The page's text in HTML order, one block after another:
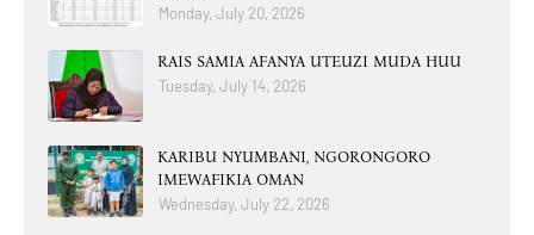
Monday, July 20, 2026
RAIS SAMIA AFANYA UTEUZI MUDA HUU
Tuesday, July 14, 2026
KARIBU NYUMBANI, NGORONGORO
IMEWAFIKIA OMAN
Wednesday, July 22, 2026